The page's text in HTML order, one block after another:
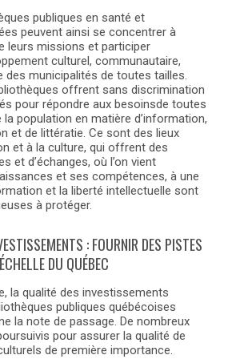
publiques en santé et
peuvent ainsi se concentrer à
leurs missions et participer
culturel, communautaire,
des municipalités de toutes tailles.
offrent sans discrimination
pour répondre aux besoinsde toutes
la population en matière d’information,
et de littératie. Ce sont des lieux
et à la culture, qui offrent des
et d’échanges, où l’on vient
et ses compétences, à une
et la liberté intellectuelle sont
à protéger.
: FOURNIR DES PISTES
DU QUÉBEC
la qualité des investissements
publiques québécoises
la note de passage. De nombreux
pour assurer la qualité de
de première importance.